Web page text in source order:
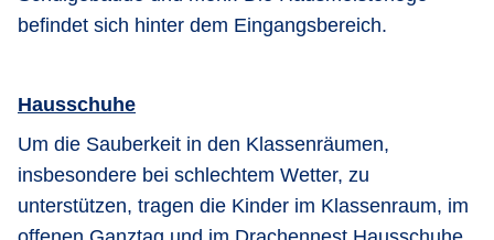
befindet sich hinter dem Eingangsbereich.
Hausschuhe
Um die Sauberkeit in den Klassenräumen,
insbesondere bei schlechtem Wetter, zu
unterstützen, tragen die Kinder im Klassenraum, im